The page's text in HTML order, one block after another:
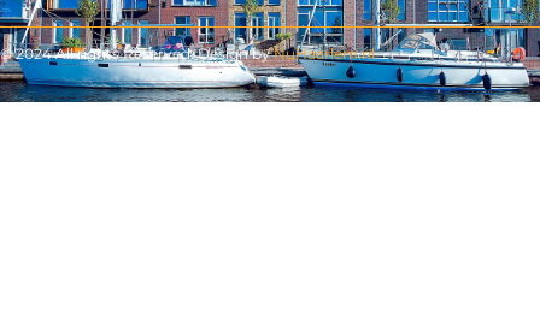
© 2024 All rights Reserved. Design byNuHaarlem.nl